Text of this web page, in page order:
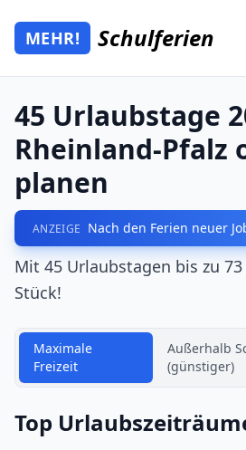
Zum Hauptinhalt springen
Mehr Schulferien
MEHR! Schulferien
45 Urlaubstage
Rheinland-Pfalz
planen
ANZEIGE Nach den Ferien neuer
Mit 45 Urlaubstagen bis zu
Stück!
Maximale
Freizeit
Außerhalb
(günstiger)
Top